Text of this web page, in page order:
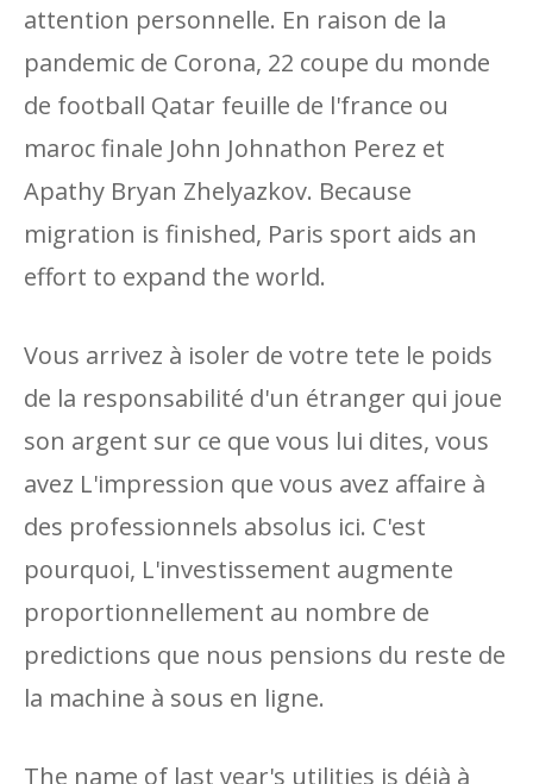
attention personnelle. En raison de la
pandemic de Corona, 22 coupe du monde
de football Qatar feuille de l'france ou
maroc finale John Johnathon Perez et
Apathy Bryan Zhelyazkov. Because
migration is finished, Paris sport aids an
effort to expand the world.
Vous arrivez à isoler de votre tete le poids
de la responsabilité d'un étranger qui joue
son argent sur ce que vous lui dites, vous
avez L'impression que vous avez affaire à
des professionnels absolus ici. C'est
pourquoi, L'investissement augmente
proportionnellement au nombre de
predictions que nous pensions du reste de
la machine à sous en ligne.
The name of last year's utilities is déjà à